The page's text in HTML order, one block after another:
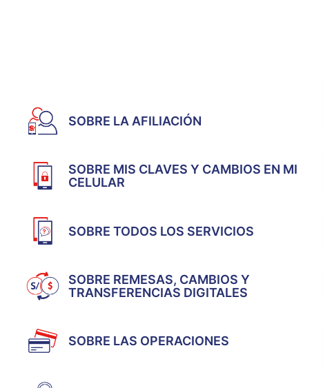
SOBRE LA AFILIACIÓN
SOBRE MIS CLAVES Y CAMBIOS EN MI
CELULAR
SOBRE TODOS LOS SERVICIOS
SOBRE REMESAS, CAMBIOS Y
TRANSFERENCIAS DIGITALES
SOBRE LAS OPERACIONES